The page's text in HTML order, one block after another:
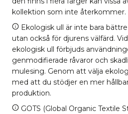
kollektion som inte återkommer.
Ekologisk ull är inte bara
utan också för djurens välfärd.
ekologisk ull förbjuds
genmodifierade råvaror och
mulesing. Genom att välja
med att du stödjer en mer
produktion.
GOTS (Global Organic Textile